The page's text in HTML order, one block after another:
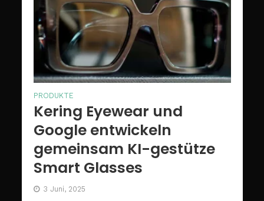
PRODUKTE
Kering Eyewear und
Google entwickeln
gemeinsam KI-gestütze
Smart Glasses
3 Juni, 2025